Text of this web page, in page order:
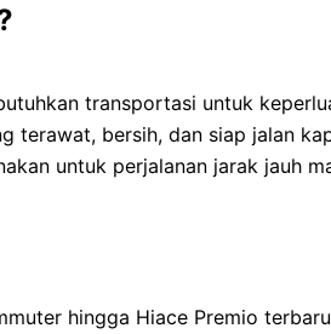
transportasi untuk
terawat, bersih, dan siap jalan
untuk perjalanan jarak jauh
hingga Hiace Premio